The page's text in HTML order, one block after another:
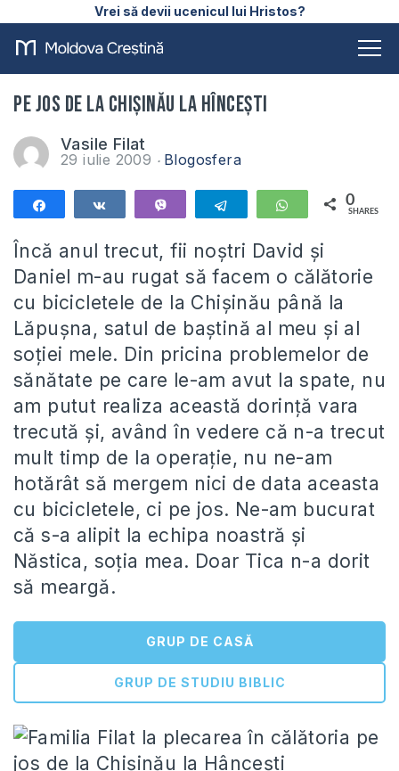
Vrei să devii ucenicul lui Hristos?
Pe jos de la Chişinău la Hînceşti
Vasile Filat
29 iulie 2009 Blogosfera
Telegram WhatsApp
0
SHARES
Încă anul trecut, fii noştri David şi
Daniel m-au rugat să facem o călătorie
cu bicicletele de la Chişinău până la
Lăpuşna, satul de baştină al meu şi al
soţiei mele. Din pricina problemelor de
sănătate pe care le-am avut la spate, nu
am putut realiza această dorinţă vara
trecută şi, având în vedere că n-a trecut
mult timp de la operaţie, nu ne-am
hotărât să mergem nici de data aceasta
cu bicicletele, ci pe jos. Ne-am bucurat
că s-a alipit la echipa noastră şi
Năstica, soţia mea. Doar Tica n-a dorit
să meargă.
GRUP DE CASĂ
GRUP DE STUDIU BIBLIC